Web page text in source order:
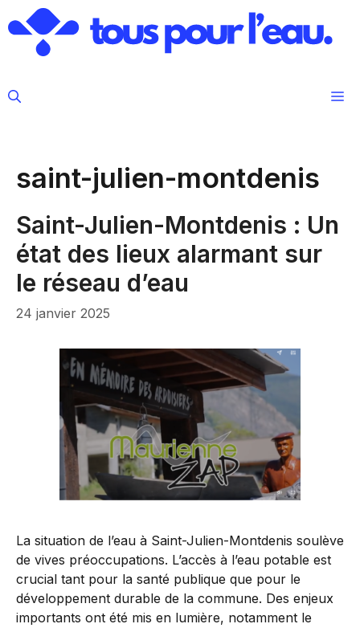
au
contenu
saint-julien-montdenis
Saint-Julien-Montdenis : Un
état des lieux alarmant sur
le réseau d’eau
24 janvier 2025
La situation de l’eau à Saint-Julien-Montdenis soulève
de vives préoccupations. L’accès à l’eau potable est
crucial tant pour la santé publique que pour le
développement durable de la commune. Des enjeux
importants ont été mis en lumière, notamment le